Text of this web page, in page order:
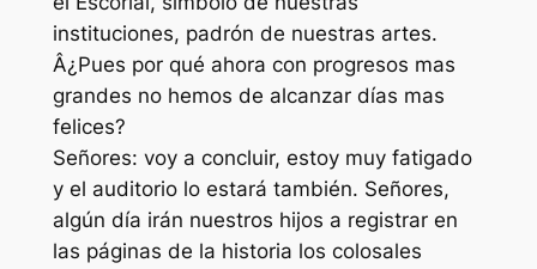
instituciones, padrón de nuestras artes.
Â¿Pues por qué ahora con progresos mas
grandes no hemos de alcanzar días mas
felices?
Señores: voy a concluir, estoy muy fatigado
y el auditorio lo estará también. Señores,
algún día irán nuestros hijos a registrar en
las páginas de la historia los colosales